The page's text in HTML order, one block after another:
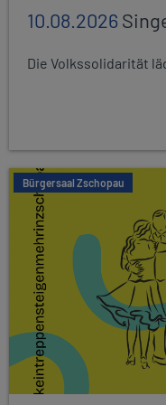
10.08.2026
Die Volkssolidarität
Bürgersaal Zschopau